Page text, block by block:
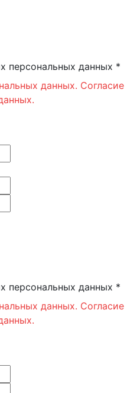
персональных данных *
данных. Согласие
персональных данных *
данных. Согласие